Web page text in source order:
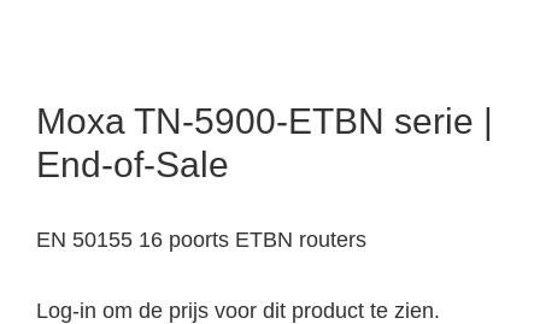
Moxa TN-5900-ETBN serie |
End-of-Sale
EN 50155 16 poorts ETBN routers
Log-in om de prijs voor dit product te zien.